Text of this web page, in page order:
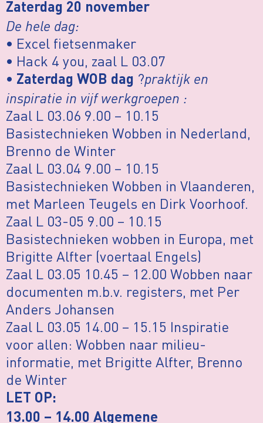
Zaterdag 20 november
De hele dag:
• Excel fietsenmaker
• Hack 4 you, zaal L 03.07
• Zaterdag WOB dag ?praktijk en
inspiratie in vijf werkgroepen :
Zaal L 03.06 9.00 – 10.15
Basistechnieken Wobben in Nederland,
Brenno de Winter
Zaal L 03.04 9.00 – 10.15
Basistechnieken Wobben in Vlaanderen,
met Marleen Teugels en Dirk Voorhoof.
Zaal L 03-05 9.00 – 10.15
Basistechnieken wobben in Europa, met
Brigitte Alfter (voertaal Engels)
Zaal L 03.05 10.45 – 12.00 Wobben naar
documenten m.b.v. registers, met Per
Anders Johansen
Zaal L 03.05 14.00 – 15.15 Inspiratie
voor allen: Wobben naar milieu-
informatie, met Brigitte Alfter, Brenno
de Winter
LET OP:
13.00 – 14.00 Algemene